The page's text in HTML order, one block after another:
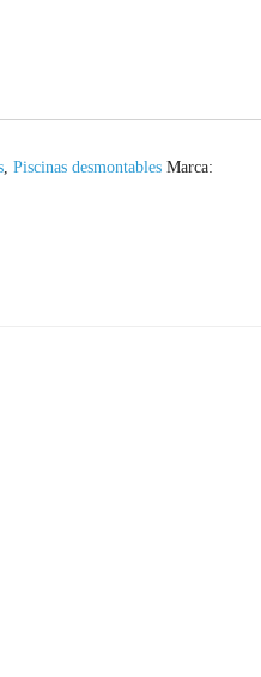
, Piscinas desmontables Marca: